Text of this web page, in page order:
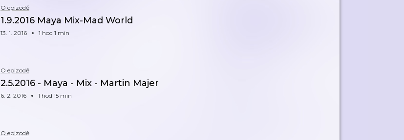
O epizodě
1.9.2016 Maya Mix-Mad World
13. 1. 2016 1 hod 1 min
O epizodě
2.5.2016 - Maya - Mix - Martin Majer
6. 2. 2016 1 hod 15 min
O epizodě